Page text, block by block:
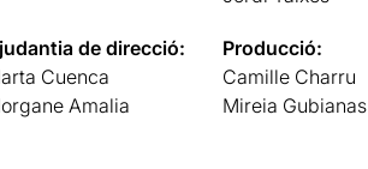
de direcció:
Cuenca
Amalia
Producció:
Camille Charru
Mireia Gubianas